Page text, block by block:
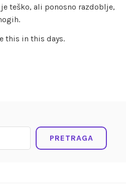
teško, ali ponosno razdoblje,
this in this days.
PRETRAGA